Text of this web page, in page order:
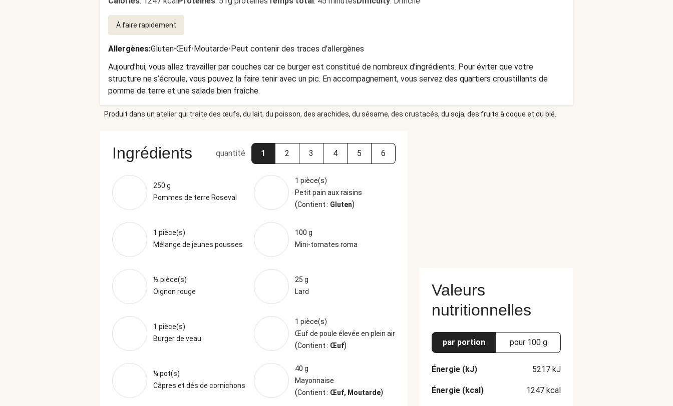
À faire rapidement
Allergènes:Gluten•Œuf•Moutarde•Peut contenir des traces d'allergènes
Aujourd’hui, vous allez travailler par couches car ce burger est constitué de nombreux d’ingrédients. Pour éviter que votre
structure ne s’écroule, vous pouvez la faire tenir avec un pic. En accompagnement, vous servez des quartiers croustillants de
pomme de terre et une salade bien fraîche.
Produit dans un atelier qui traite des œufs, du lait, du poisson, des arachides, du sésame, des crustacés, du soja, des fruits à coque et du blé.
Ingrédients quantité 1 2 3 4 5 6
250 g
Pommes de terre Roseval
1 pièce(s)
Petit pain aux raisins
(Contient : Gluten)
1 pièce(s)
Mélange de jeunes pousses
100 g
Mini-tomates roma
½ pièce(s)
Oignon rouge
25 g
Lard
1 pièce(s)
Burger de veau
1 pièce(s)
Œuf de poule élevée en plein air
(Contient : Œuf)
¼ pot(s)
Câpres et dés de cornichons
40 g
Mayonnaise
(Contient : Œuf, Moutarde)
Valeurs
nutritionnelles
par portion pour 100 g
Énergie (kJ) 5217 kJ
Énergie (kcal) 1247 kcal